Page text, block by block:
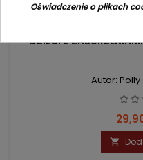
DZIECI Z
Autor:
Cena

Oświadczenie o plikach